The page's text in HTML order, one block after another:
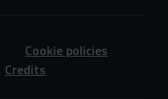
Cookie policies
Credits